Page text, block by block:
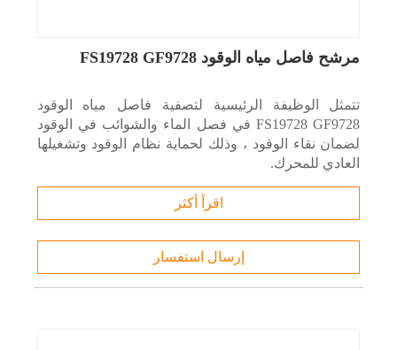
مرشح فاصل مياه الوقود FS19728 GF9728
تتمثل الوظيفة الرئيسية لتصفية فاصل مياه الوقود
FS19728 GF9728 في فصل الماء والشوائب في الوقود
لضمان نقاء الوقود ، وذلك لحماية نظام الوقود وتشغيلها
العادي للمحرك.
اقرأ أكثر
إرسال استفسار